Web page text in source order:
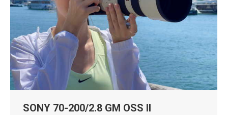
SONY 70-200/2.8 GM OSS II